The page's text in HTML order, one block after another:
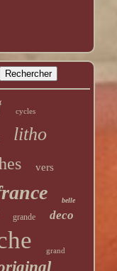
cycles
litho
vers
belle
grande deco
grand